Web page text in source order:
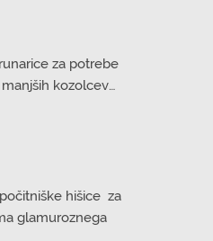
za potrebe
kozolcev…
hišice za
glamuroznega